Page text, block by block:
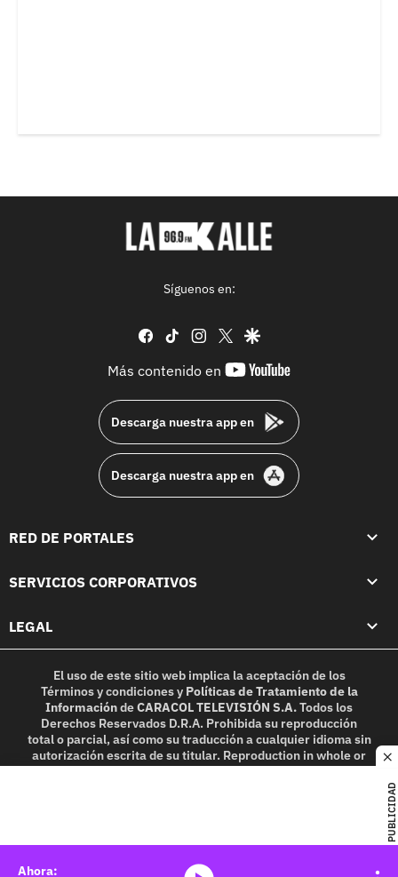
PUBLICIDAD
Síguenos en:
facebook
tiktok instagram
twittergoogle
Más contenido en
youtube-
Descarga nuestra app en
Descarga nuestra app en
RED DE PORTALES
SERVICIOS CORPORATIVOS
LEGAL
El uso de este sitio web implica la aceptación de los
Términos y condicionesy Políticas de Tratamiento de la
InformacióndeCARACOL TELEVISIÓN S.A.Todos los
Derechos Reservados D.R.A. Prohibida su reproducción
total o parcial, así como su traducción a cualquier idioma sin
autorización escrita de su titular. Reproduction in whole or
in part, or translation without written permission is